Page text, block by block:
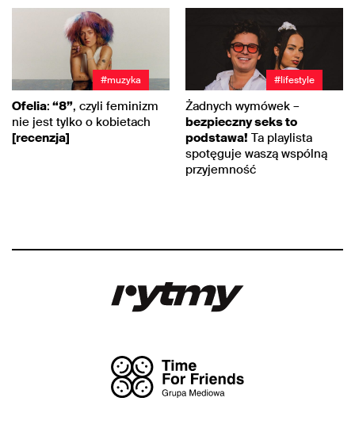
#muzyka
Ofelia: “8”, czyli feminizm
nie jest tylko o kobietach
[recenzja]
#lifestyle
Żadnych wymówek –
bezpieczny seks to
podstawa! Ta playlista
spotęguje waszą wspólną
przyjemność